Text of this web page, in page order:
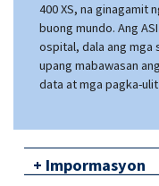
400 XS, na ginagamit
buong mundo. Ang
ospital, dala ang mga
upang mabawasan
data at mga pagka-
+ Impormasyon